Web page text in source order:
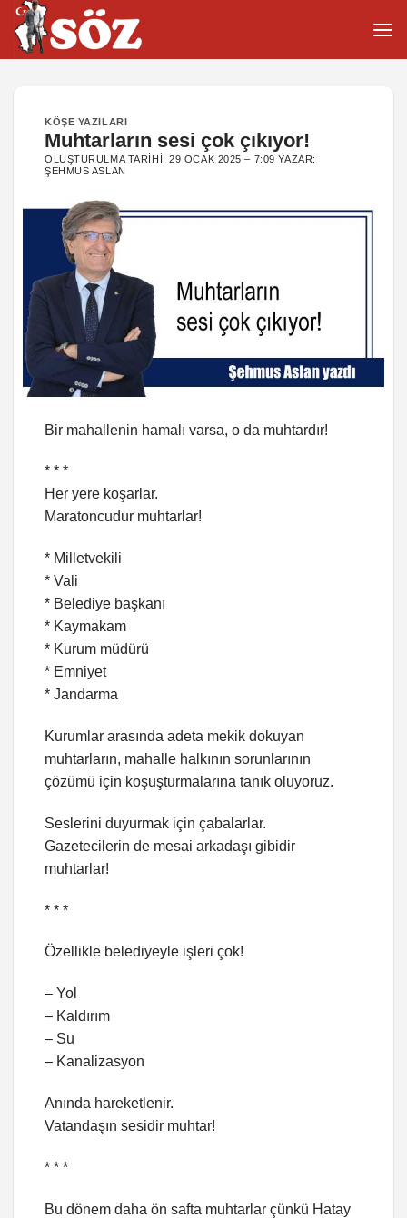
İçeriğe
atla
KÖŞE YAZILARI
Muhtarların sesi çok çıkıyor!
OLUŞTURULMA TARIHI:29 OCAK 2025 – 7:09 YAZAR:
ŞEHMUS ASLAN
Bir mahallenin hamalı varsa, o da muhtardır!
* * *
Her yere koşarlar.
Maratoncudur muhtarlar!
* Milletvekili
* Vali
* Belediye başkanı
* Kaymakam
* Kurum müdürü
* Emniyet
* Jandarma
Kurumlar arasında adeta mekik dokuyan
muhtarların, mahalle halkının sorunlarının
çözümü için koşuşturmalarına tanık oluyoruz.
Seslerini duyurmak için çabalarlar.
Gazetecilerin de mesai arkadaşı gibidir
muhtarlar!
* * *
Özellikle belediyeyle işleri çok!
– Yol
– Kaldırım
– Su
– Kanalizasyon
Anında hareketlenir.
Vatandaşın sesidir muhtar!
* * *
Bu dönem daha ön safta muhtarlar çünkü Hatay